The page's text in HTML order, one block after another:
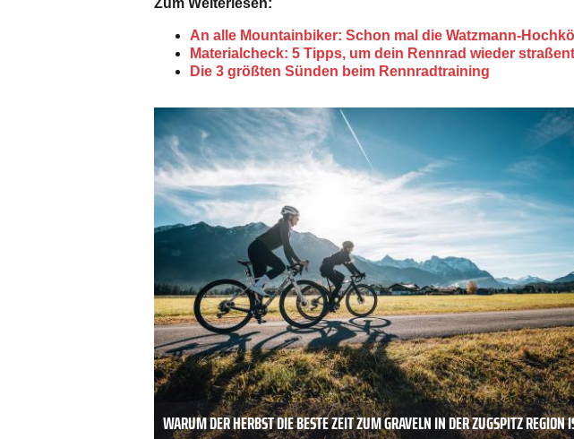
Zum Weiterlesen:
An alle Mountainbiker: Schon mal die Watzmann-
Materialcheck: 5 Tipps, um dein Rennrad wieder
Die 3 größten Sünden beim Rennradtraining
WARUM DER HERBST DIE BESTE ZEIT ZUM GRAVELN IN DER ZUGSPITZ REGION